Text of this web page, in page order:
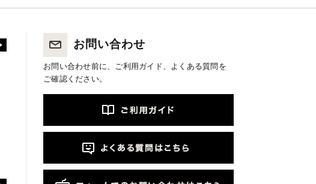
お問い合わせ
お問い合わせ前に、ご利用ガイド、よくある質問を
ご確認ください。